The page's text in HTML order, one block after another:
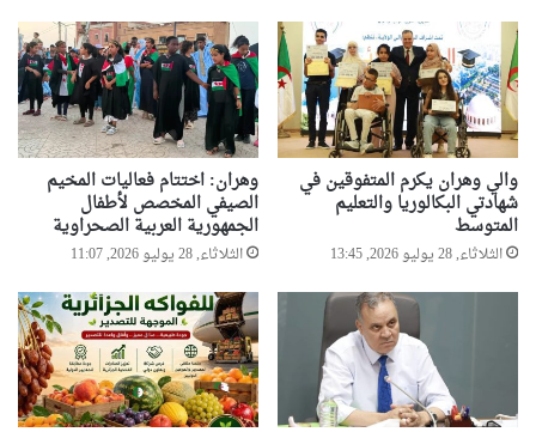
ر
ب
ت
ع
ل
ي
م
ا
ت
ا
ت
والي وهران يكرم المتفوقين في
شهادتي البكالوريا والتعليم
المتوسط
الثلاثاء, 28 يوليو 2026, 13:45
وهران: اختتام فعاليات المخيم
الصيفي المخصص لأطفال
الجمهورية العربية الصحراوية
الثلاثاء, 28 يوليو 2026, 11:07